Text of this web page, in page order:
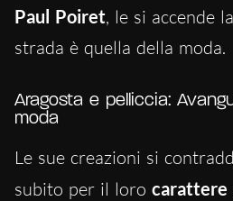
Paul Poiret, le si accende
strada è quella della moda.
Aragosta e pelliccia:
moda
Le sue creazioni si
subito per il loro carattere